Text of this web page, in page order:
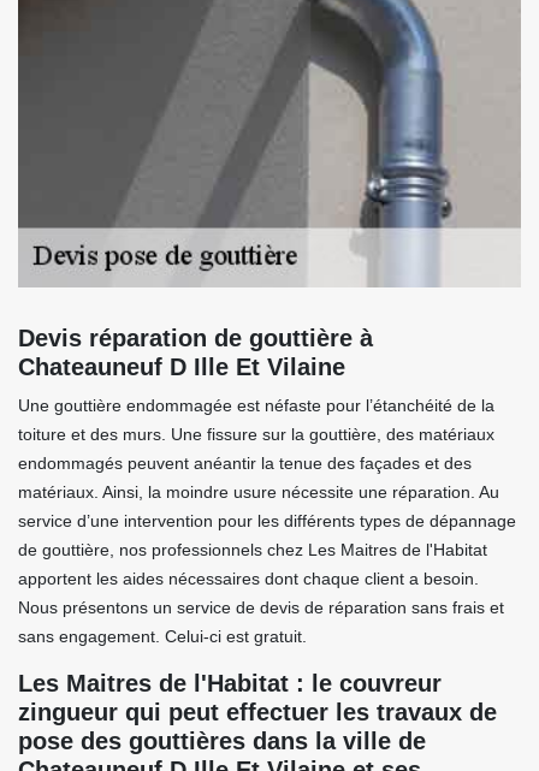
Devis réparation de gouttière à
Chateauneuf D Ille Et Vilaine
Une gouttière endommagée est néfaste pour l’étanchéité de la
toiture et des murs. Une fissure sur la gouttière, des matériaux
endommagés peuvent anéantir la tenue des façades et des
matériaux. Ainsi, la moindre usure nécessite une réparation. Au
service d’une intervention pour les différents types de dépannage
de gouttière, nos professionnels chez Les Maitres de l'Habitat
apportent les aides nécessaires dont chaque client a besoin.
Nous présentons un service de devis de réparation sans frais et
sans engagement. Celui-ci est gratuit.
Les Maitres de l'Habitat : le couvreur
zingueur qui peut effectuer les travaux de
pose des gouttières dans la ville de